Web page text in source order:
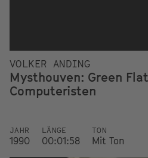
VOLKER ANDING
Mysthouven: Green
Computeristen
JAHR
1990
LÄNGE
00:01:58
TON
Mit Ton